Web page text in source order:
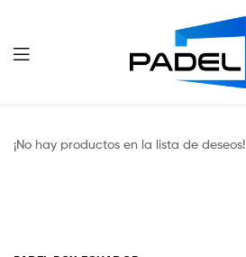
Box
Ecuador
¡No hay productos en la lista de deseos!